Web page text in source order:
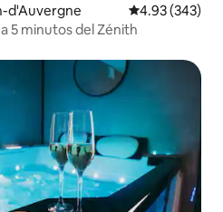
d'Auvergne Calificación
4.93 (343)
5 minutos del Zénith